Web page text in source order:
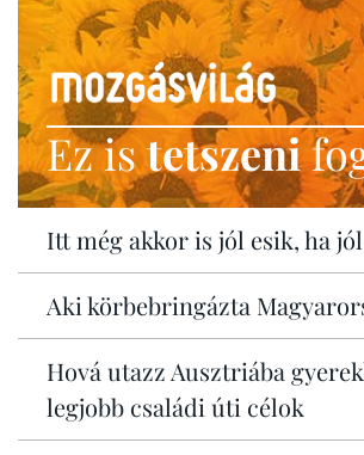
Ez istetszeni
Itt még akkor is jól esik, ha
Aki körbebringázta
Hová utazz Ausztriába
legjobb családi úti célok